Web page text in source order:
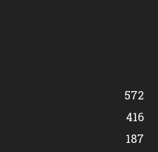
572
416
187